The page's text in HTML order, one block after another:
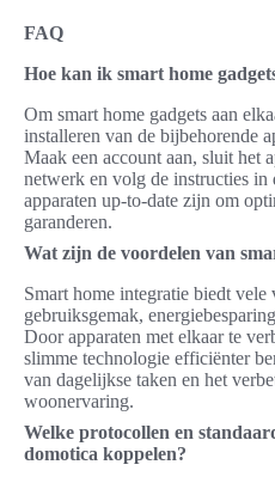
FAQ
Hoe kan ik smart home
Om smart home gadgets aan
installeren van de bijbehorende
Maak een account aan, sluit het
netwerk en volg de instructies
apparaten up-to-date zijn om
garanderen.
Wat zijn de voordelen van
Smart home integratie biedt
gebruiksgemak,
Door apparaten met elkaar te
slimme technologie efficiënter
van dagelijkse taken en het
woonervaring.
Welke protocollen en
domotica koppelen?